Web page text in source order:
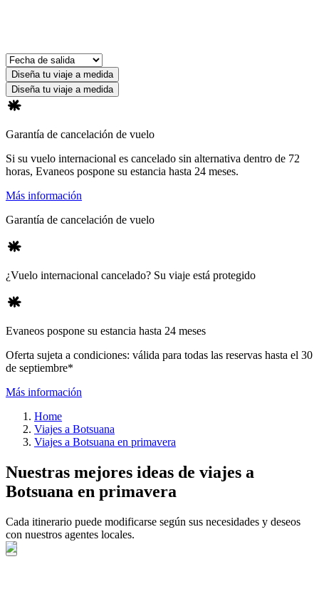
Diseña tu viaje a medida
Diseña tu viaje a medida
Garantía de cancelación de vuelo
Si su vuelo internacional es cancelado sin alternativa dentro de 72
horas, Evaneos pospone su estancia hasta 24 meses.
Más información
Garantía de cancelación de vuelo
¿Vuelo internacional cancelado? Su viaje está protegido
Evaneos pospone su estancia hasta 24 meses
Oferta sujeta a condiciones: válida para todas las reservas hasta el 30
de septiembre*
Más información
Home
Viajes a Botsuana
Viajes a Botsuana en primavera
Nuestras mejores ideas de viajes a
Botsuana en primavera
Cada itinerario puede modificarse según sus necesidades y deseos
con nuestros agentes locales.